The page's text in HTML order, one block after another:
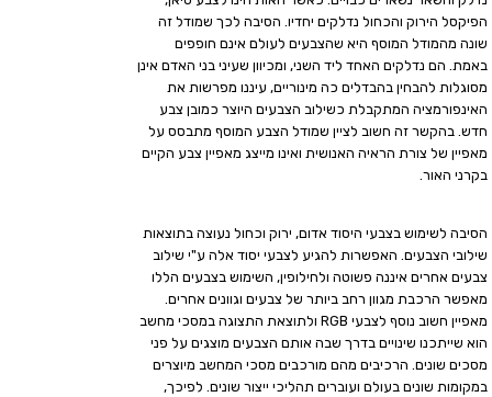
הפיקסל הירוק והכחול נדלקים יחדיו. הסיבה לכך שמודל זה
שונה מהמודל המוסף היא שהצבעים לעולם אינם חופפים
באמת. הם נדלקים האחד ליד השני, ומכיוון שעיני בני האדם אינן
מסוגלות להבחין בהבדלים כה מינוריים, עיננו מפרשות את
האינפורמציה המתקבלת כשילוב הצבעים היוצר כמובן צבע
חדש. בהקשר זה חשוב לציין שמודל הצבע המוסף מתבסס על
מאפיין של צורת הראיה האנושית ואינו מייצג מאפיין צבע הקיים
בקרני האור.
הסיבה לשימוש בצבעי היסוד אדום, ירוק וכחול נעוצה בתוצאות
שילובי הצבעים. האפשרות להגיע לצבעי יסוד אלה ע"י שילוב
צבעים אחרים איננה פשוטה ולחילופין, השימוש בצבעים הללו
מאפשר הרכבת מגוון רחב ביותר של צבעים וגוונים אחרים.
מאפיין חשוב נוסף לצבעי RGB ולתוצאת התצוגה במסכי מחשב
הוא שייתכנו שינויים בדרך שבה אותם הצבעים מוצגים על פני
מסכים שונים. הרכיבים מהם מורכבים מסכי המחשב מיוצרים
במקומות שונים בעולם ועוברים תהליכי ייצור שונים. לפיכך,